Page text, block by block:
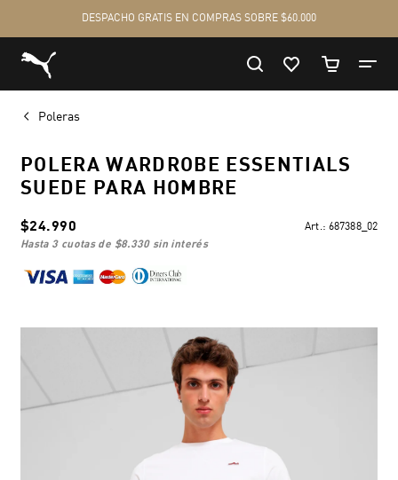
Poleras
POLERA WARDROBE ESSENTIALS
SUEDE PARA HOMBRE
$24.990 Art.: 687388_02
hasta 3 cuotas de $8.330sin interés